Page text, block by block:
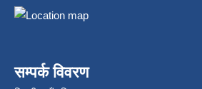
सम्पर्क विवरण